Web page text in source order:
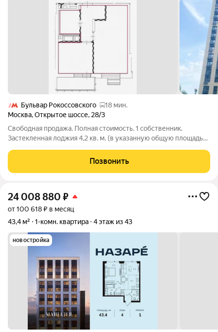
Бульвар Рокоссовского
18 мин.
Москва,Открытое шоссе, 28/3
Свободная продажа. Полная стоимость. 1 собственник.
Застекленная лоджия 4,2 кв. м. (в указанную общую площадь
площадками. Рядом парк, зона отдыха. Без обременений и
долгов. Никто не прописан и не живет.
Позвонить
24 008 880 ₽
от 100 618 ₽ в месяц
43,4 м²
1-комн. квартира 4 этаж из 43
новостройка